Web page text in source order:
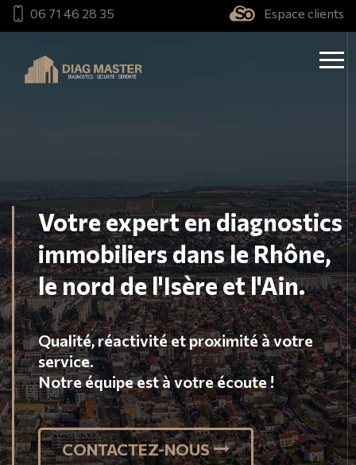
06 71 46 28 35 Espace clients
Votre expert en diagnostics
immobiliers dans le Rhône,
le nord de l'Isère et l'Ain.
Qualité, réactivité et proximité à votre
service.
Notre équipe est à votre écoute !
Valorisez votre bien et
préparez votre vente en
toute sérénité.
Amiante, Plomb, DPE, Gaz... Nous sommes
certifiés
pour réaliser l'ensemble de vos
obbligations.